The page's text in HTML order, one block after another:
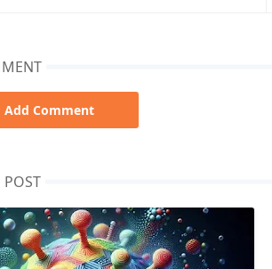
Add Comment
POST